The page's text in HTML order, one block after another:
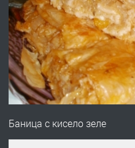
ПРЕДЛАГА
Гараж
ПРЕДЛАГА
№3972
село
Баница с кисело зеле